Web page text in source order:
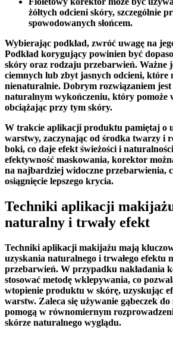
żółtych odcieni skóry, szczególnie
spowodowanych słońcem.
Wybierając podkład, zwróć uwagę na
Podkład korygujący powinien być
skóry oraz rodzaju przebarwień. Ważne
ciemnych lub zbyt jasnych odcieni, które
nienaturalnie. Dobrym rozwiązaniem jest
naturalnym wykończeniu, który pomoże
obciążając przy tym skóry.
W trakcie aplikacji produktu pamiętaj o
warstwy, zaczynając od środka twarzy i
boki, co daje efekt świeżości i
efektywność maskowania, korektor
na najbardziej widoczne przebarwienia,
osiągnięcie lepszego krycia.
Techniki aplikacji
naturalny i trwały efekt
Techniki aplikacji makijażu mają
uzyskania naturalnego i trwałego efektu
przebarwień. W przypadku nakładania
stosować metodę wklepywania, co
wtopienie produktu w skórę, uzyskując
warstw. Zaleca się używanie gąbeczek
pomogą w równomiernym
skórze naturalnego wyglądu.